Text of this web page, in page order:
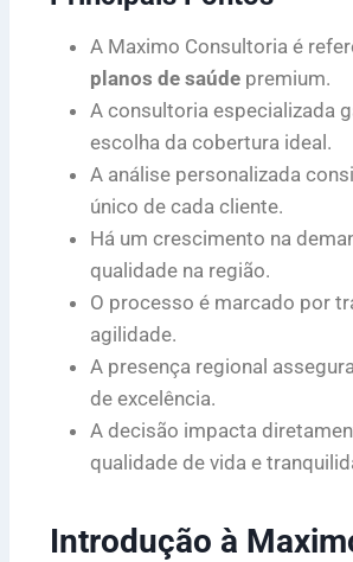
A Maximo Consultoria é
planos de saúde premium.
A consultoria especializada
escolha da cobertura ideal.
A análise personalizada
único de cada cliente.
Há um crescimento na
qualidade na região.
O processo é marcado por
agilidade.
A presença regional
de excelência.
A decisão impacta
qualidade de vida e
Introdução à